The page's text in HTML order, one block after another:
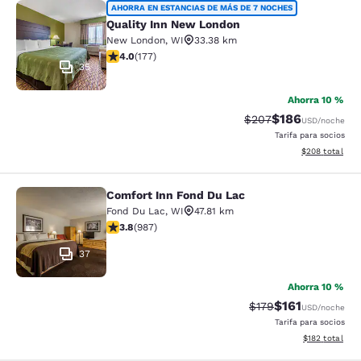
Quality Inn New London
35
AHORRA EN ESTANCIAS DE MÁS DE 7 NOCHES
Quality Inn New London
New London, WI
33.38 km
Calificación de 4.03 estrellas. Muy bueno. 177 reseñas
4.0(177)
Ahorra 10 %
Tarifa tachada:
$207Tarifa reducida:
$186USD/noche
Tarifa para socios
Ver detalles
$208 total
Comfort Inn Fond Du Lac
37
Comfort Inn Fond Du Lac
Fond Du Lac, WI
47.81 km
Calificación de 3.79 estrellas. Bueno. 987 reseñas
3.8(987)
Ahorra 10 %
Tarifa tachada:
$179Tarifa reducida:
$161USD/noche
Tarifa para socios
Ver detalles
$182 total